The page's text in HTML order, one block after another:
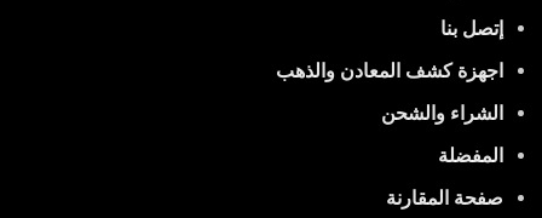
إتصل بنا
اجهزة كشف المعادن والذهب
الشراء والشحن
المفضلة
صفحة المقارنة